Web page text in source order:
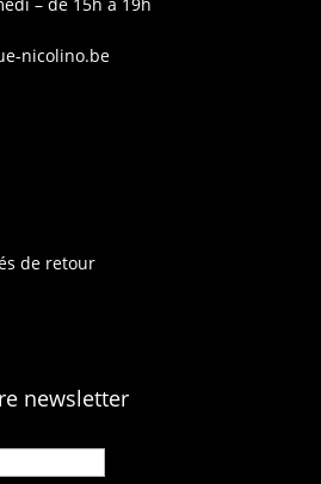
nicolino.be
de retour
newsletter